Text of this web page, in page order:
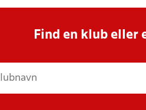
Find en klub eller